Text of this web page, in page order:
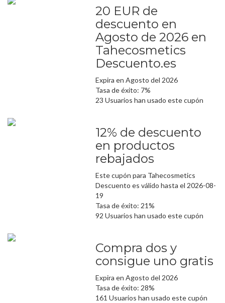
20 EUR de
descuento en
Agosto de 2026 en
Tahecosmetics
Descuento.es
Expira en Agosto del 2026
Tasa de éxito: 7%
23 Usuarios han usado este cupón
12% de descuento
en productos
rebajados
Este cupón para Tahecosmetics
Descuento es válido hasta el 2026-08-
19
Tasa de éxito: 21%
92 Usuarios han usado este cupón
Compra dos y
consigue uno gratis
Expira en Agosto del 2026
Tasa de éxito: 28%
161 Usuarios han usado este cupón